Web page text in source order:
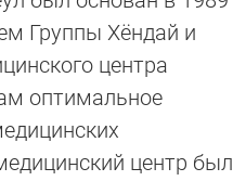
Группы Хёндай и
центра
оптимальное
центр был